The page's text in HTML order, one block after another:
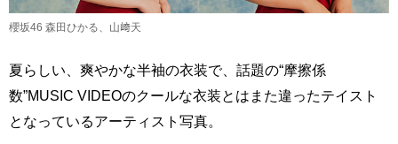
櫻坂46 森田ひかる、山﨑天
夏らしい、爽やかな半袖の衣装で、話題の“摩擦係
数”MUSIC VIDEOのクールな衣装とはまた違ったテイスト
となっているアーティスト写真。